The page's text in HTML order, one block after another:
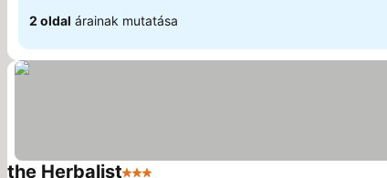
2 oldal árainak mutatása
the Herbalist